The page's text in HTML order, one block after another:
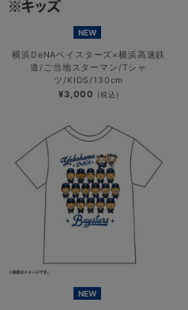
NEW
横浜DeNAベイスターズ×横浜高速鉄
道/ご当地スターマン/Tシャ
ツ/KIDS/130cm
¥3,000 (税込)
NEW